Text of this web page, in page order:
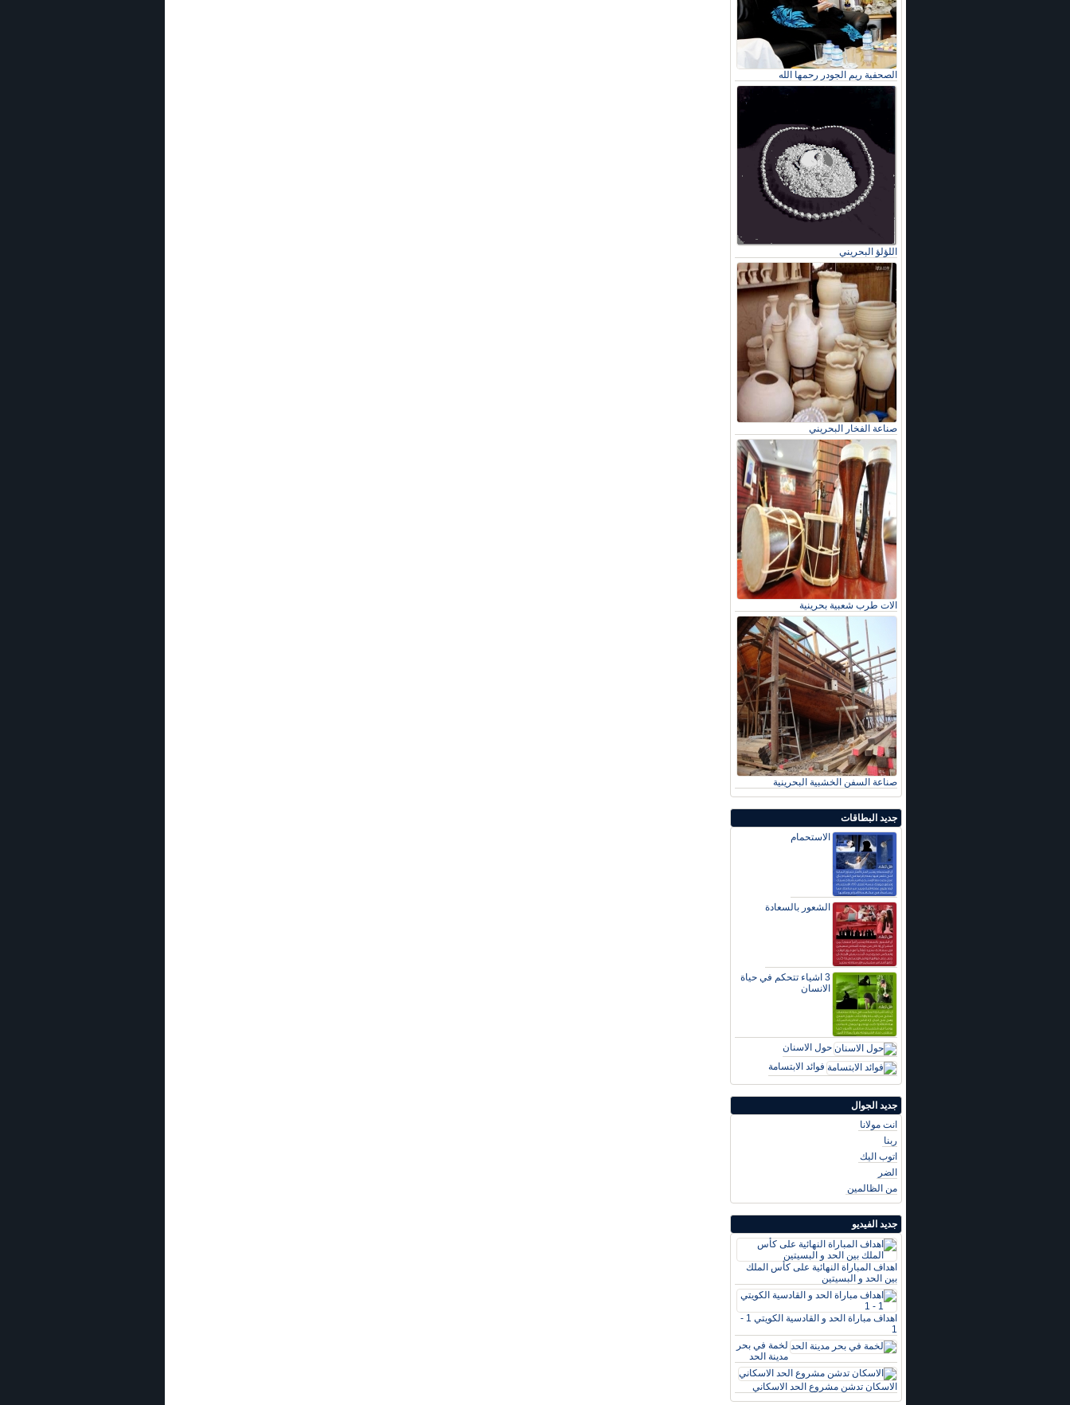
الصحفية ريم الجودر رحمها الله
اللؤلؤ البحريني
صناعة الفخار البحريني
الات طرب شعبية بحرينية
صناعة السفن الخشبية البحرينية
جديد البطاقات
الاستحمام
الشعور بالسعادة
3 اشياء تتحكم في حياة
الانسان
حول الاسنان
فوائد الابتسامة
جديد الجوال
انت مولانا
ربنا
اتوب اليك
الضر
من الظالمين
جديد الفيديو
اهداف المباراة النهائية على كأس الملك
بين الحد و البسيتين
اهداف مباراة الحد و القادسية الكويتي 1 -
1
لخمة في بحر
مدينة الحد
الاسكان تدشن مشروع الحد الاسكاني